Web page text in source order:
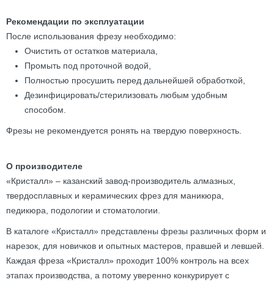
Рекомендации по эксплуатации
После использования фрезу необходимо:
Очистить от остатков материала,
Промыть под проточной водой,
Полностью просушить перед дальнейшей обработкой,
Дезинфицировать/стерилизовать любым удобным
способом.
Фрезы не рекомендуется ронять на твердую поверхность.
О производителе
«Кристалл» – казанский завод-производитель алмазных,
твердосплавных и керамических фрез для маникюра,
педикюра, подологии и стоматологии.
В каталоге «Кристалл» представлены фрезы различных форм и
нарезок, для новичков и опытных мастеров, правшей и левшей.
Каждая фреза «Кристалл» проходит 100% контроль на всех
этапах производства, а потому уверенно конкурирует с